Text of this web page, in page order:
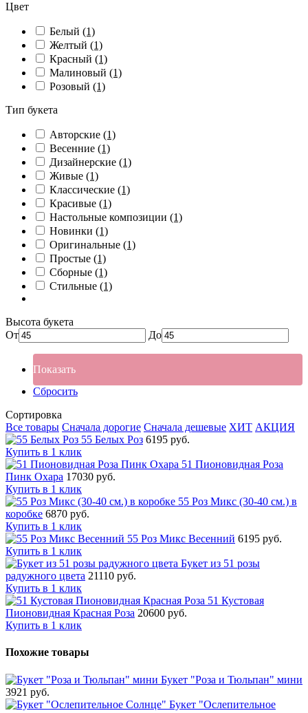
Цвет
Белый (1)
Желтый (1)
Красный (1)
Малиновый (1)
Розовый (1)
Тип букета
Авторские (1)
Весенние (1)
Дизайнерские (1)
Живые (1)
Классические (1)
Красивые (1)
Настольные композиции (1)
Новинки (1)
Оригинальные (1)
Простые (1)
Сборные (1)
Стильные (1)
Высота букета
От
До
Показать
Сбросить
Сортировка
Все товары Сначала дорогие Сначала дешевые ХИТ АКЦИЯ
55 Белых Роз 6195 руб.
Купить в 1 клик
51 Пионовидная Роза
Пинк Охара 17030 руб.
Купить в 1 клик
55 Роз Микс (30-40 см.) в
коробке 6870 руб.
Купить в 1 клик
55 Роз Микс Весенний 6195 руб.
Купить в 1 клик
Букет из 51 розы
радужного цвета 21110 руб.
Купить в 1 клик
51 Кустовая
Пионовидная Красная Роза 20600 руб.
Купить в 1 клик
Похожие товары
Букет "Роза и Тюльпан" мини
3921 руб.
Букет "Ослепительное